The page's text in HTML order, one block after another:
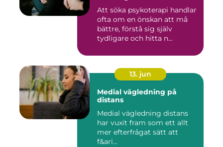
Att söka psykoterapi handlar
ofta om en önskan att må
bättre, förstå sig själv
tydligare och hitta n...
13. jun
Medial vägledning på
distans
Medial vägledning distans
har vuxit fram som ett allt
mer efterfrågat sätt att
f&ari...